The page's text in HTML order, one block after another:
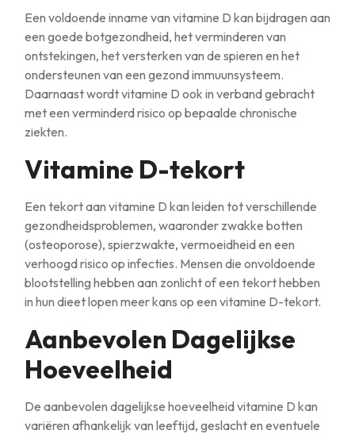
Een voldoende inname van vitamine D kan bijdragen aan
een goede botgezondheid, het verminderen van
ontstekingen, het versterken van de spieren en het
ondersteunen van een gezond immuunsysteem.
Daarnaast wordt vitamine D ook in verband gebracht
met een verminderd risico op bepaalde chronische
ziekten.
Vitamine D-tekort
Een tekort aan vitamine D kan leiden tot verschillende
gezondheidsproblemen, waaronder zwakke botten
(osteoporose), spierzwakte, vermoeidheid en een
verhoogd risico op infecties. Mensen die onvoldoende
blootstelling hebben aan zonlicht of een tekort hebben
in hun dieet lopen meer kans op een vitamine D-tekort.
Aanbevolen Dagelijkse
Hoeveelheid
De aanbevolen dagelijkse hoeveelheid vitamine D kan
variëren afhankelijk van leeftijd, geslacht en eventuele